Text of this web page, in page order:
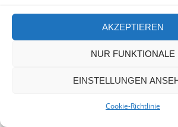
AKZEPTIEREN
NUR FUNKTIONALE
EINSTELLUNGEN
Cookie-Richtlinie